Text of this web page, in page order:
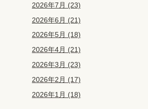
2026年7月 (23)
2026年6月 (21)
2026年5月 (18)
2026年4月 (21)
2026年3月 (23)
2026年2月 (17)
2026年1月 (18)